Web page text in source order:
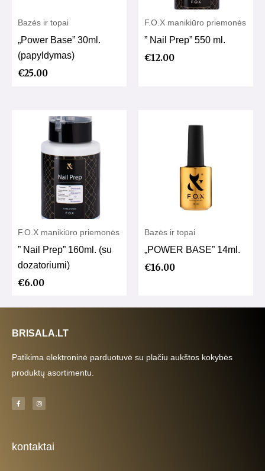
Bazės ir topai
„Power Base” 30ml.
(papyldymas)
€25.00
F.O.X manikiūro priemonės
” Nail Prep” 550 ml.
€12.00
F.O.X manikiūro priemonės
” Nail Prep” 160ml. (su
dozatoriumi)
€6.00
Bazės ir topai
„POWER BASE” 14ml.
€16.00
BRISALA.LT
Patikima elektroninė parduotuvė su plačiu aukštos kokybės
produktų asortimentu.
F
a
c
-
f
I
n
s
m
kontaktai